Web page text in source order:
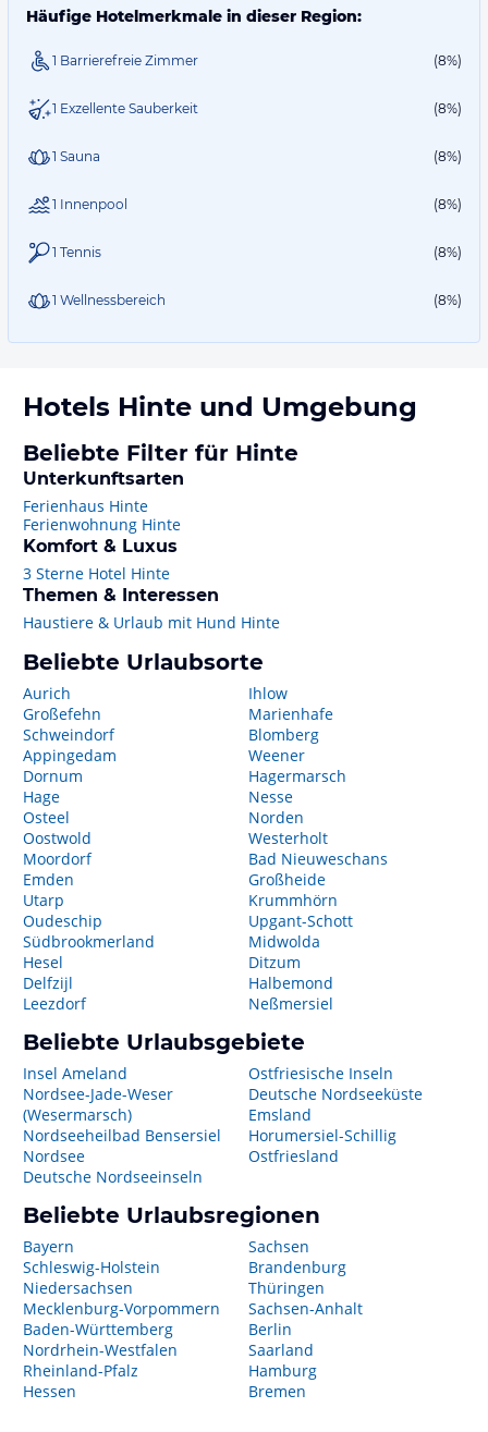
Häufige Hotelmerkmale in dieser Region:
1 Barrierefreie Zimmer (8%)
1 Exzellente Sauberkeit (8%)
1 Sauna (8%)
1 Innenpool (8%)
1 Tennis (8%)
1 Wellnessbereich (8%)
Hotels Hinte und Umgebung
Beliebte Filter für Hinte
Unterkunftsarten
Ferienhaus Hinte
Ferienwohnung Hinte
Komfort & Luxus
3 Sterne Hotel Hinte
Themen & Interessen
Haustiere & Urlaub mit Hund Hinte
Beliebte Urlaubsorte
Aurich
Großefehn
Schweindorf
Appingedam
Dornum
Hage
Osteel
Oostwold
Moordorf
Emden
Utarp
Oudeschip
Südbrookmerland
Hesel
Delfzijl
Leezdorf
Ihlow
Marienhafe
Blomberg
Weener
Hagermarsch
Nesse
Norden
Westerholt
Bad Nieuweschans
Großheide
Krummhörn
Upgant-Schott
Midwolda
Ditzum
Halbemond
Neßmersiel
Beliebte Urlaubsgebiete
Insel Ameland
Nordsee-Jade-Weser
(Wesermarsch)
Nordseeheilbad Bensersiel
Nordsee
Deutsche Nordseeinseln
Ostfriesische Inseln
Deutsche Nordseeküste
Emsland
Horumersiel-Schillig
Ostfriesland
Beliebte Urlaubsregionen
Bayern
Schleswig-Holstein
Niedersachsen
Mecklenburg-Vorpommern
Baden-Württemberg
Nordrhein-Westfalen
Rheinland-Pfalz
Hessen
Sachsen
Brandenburg
Thüringen
Sachsen-Anhalt
Berlin
Saarland
Hamburg
Bremen